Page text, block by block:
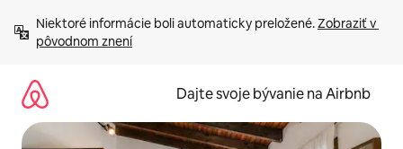
obsah.
Niektoré informácie boli automaticky preložené. Zobraziť v
pôvodnom znení
Dajte svoje bývanie na Airbnb